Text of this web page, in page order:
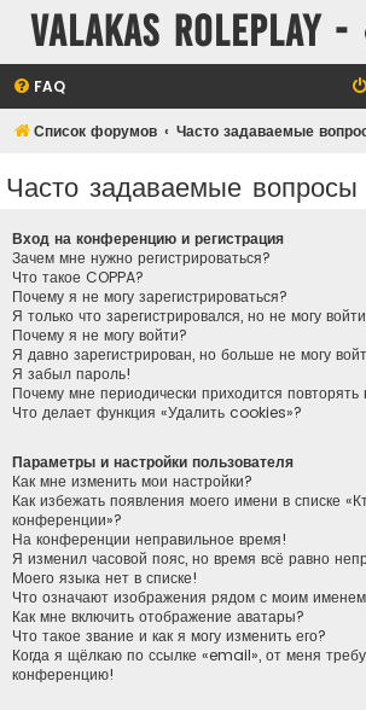
Valakas Roleplay
FAQ
Список форумов Часто задаваемые
Часто задаваемые вопросы
Вход на конференцию и регистрация
Зачем мне нужно регистрироваться?
Что такое COPPA?
Почему я не могу зарегистрироваться?
Я только что зарегистрировался, но не могу
Почему я не могу войти?
Я давно зарегистрирован, но больше не могу
Я забыл пароль!
Почему мне периодически приходится
Что делает функция «Удалить cookies»?
Параметры и настройки пользователя
Как мне изменить мои настройки?
Как избежать появления моего имени в списке
конференции»?
На конференции неправильное время!
Я изменил часовой пояс, но время всё равно
Моего языка нет в списке!
Что означают изображения рядом с моим
Как мне включить отображение аватары?
Что такое звание и как я могу изменить его?
Когда я щёлкаю по ссылке «email», от меня
конференцию!